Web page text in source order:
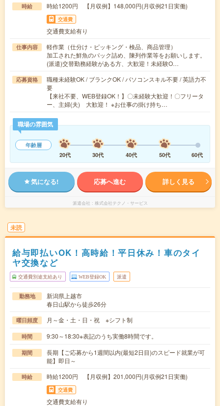
時給 時給1200円 【月収例】148,000円(月収例21日実働)
交通費
交通費支給有り
仕事内容
軽作業（仕分け・ピッキング・検品、商品管理）
加工された鮮魚のパック詰め、陳列作業等をお願いします。
(派遣)交替勤務経験がある方、大歓迎！未経験O…
応募資格
職種未経験OK / ブランクOK / パソコンスキル不要 / 英語力不
要
【来社不要、WEB登録OK！】〇未経験大歓迎！〇フリータ
ー、主婦(夫) 大歓迎！ ※お仕事の掛け持ち…
職場の雰囲気
年齢層
20代
30代 40代 50代 60代
気になる! 応募へ進む 詳しく見る
派遣会社 株式会社テクノ・サービス
未読
給与即払いOK！高時給！平日休み！車のタイ
ヤ交換など
交通費別途支給あり WEB登録OK 派遣
勤務地
新潟県上越市
春日山駅から徒歩26分
曜日頻度 月～金・土・日・祝 ※シフト制
時間 9:30～18:30※表記のうち実働8時間です。
期間
長期【ご応募から1週間以内(最短2日目)のスピード就業が可
能】即日～
時給 時給1200円 【月収例】201,000円(月収例21日実働)
交通費
交通費支給有り